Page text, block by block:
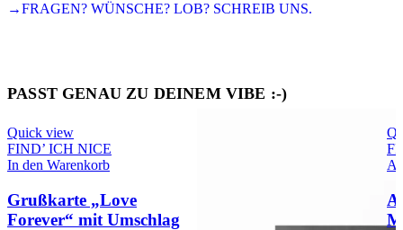
→FRAGEN? WÜNSCHE? LOB? SCHREIB UNS.
PASST GENAU ZU DEINEM VIBE :-)
Quick view
FIND’ ICH NICE
In den Warenkorb
Grußkarte „Love
Forever“ mit Umschlag